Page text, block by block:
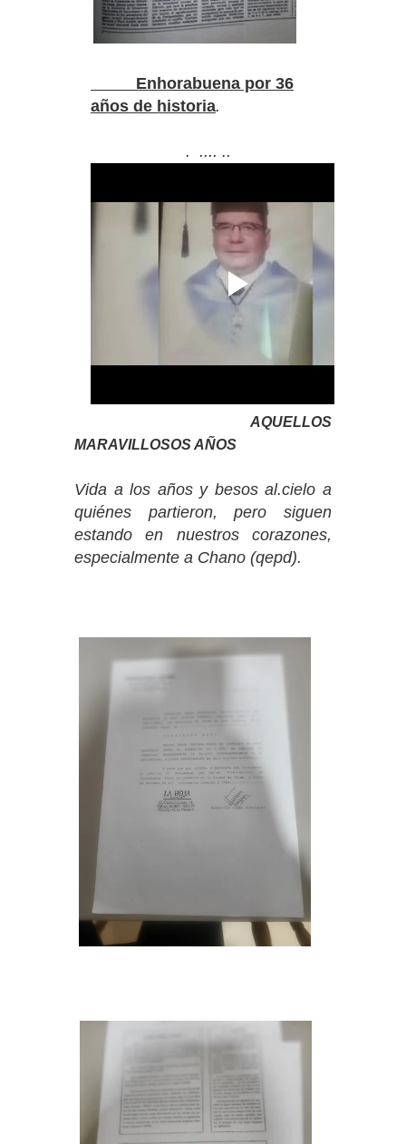
Enhorabuena por 36
años de historia.
. .... ..
AQUELLOS
MARAVILLOSOS AÑOS
Vida a los años y besos al.cielo a
quiénes partieron, pero siguen
estando en nuestros corazones,
especialmente a Chano (qepd).